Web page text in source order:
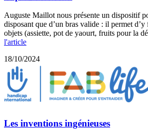
Auguste Maillot nous présente un dispositif
disposant que d’un bras valide : il permet
objets (assiette, pot de yaourt, fruits pour la
l'article
18/10/2024
Les inventions ingénieuses